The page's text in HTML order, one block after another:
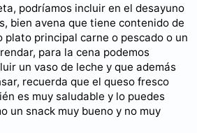
podríamos incluir en el desayuno
bien avena que tiene contenido de
plato principal carne o pescado o un
para la cena podemos
un vaso de leche y que además
recuerda que el queso fresco
es muy saludable y lo puedes
un snack muy bueno y no muy